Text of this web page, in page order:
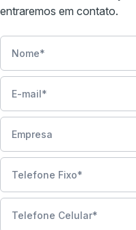
entraremos em contato.
Nome
E-mail
Empresa
Telefone Fixo
Telefone Celular